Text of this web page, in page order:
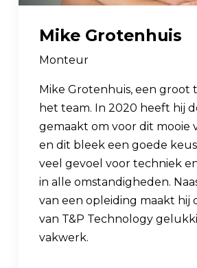
Mike Grotenhuis
Monteur
Mike Grotenhuis, een groot
het team. In 2020 heeft hij
gemaakt om voor dit mooie
en dit bleek een goede
veel gevoel voor techniek
in alle omstandigheden.
van een opleiding maakt hij
van T&P Technology
vakwerk.